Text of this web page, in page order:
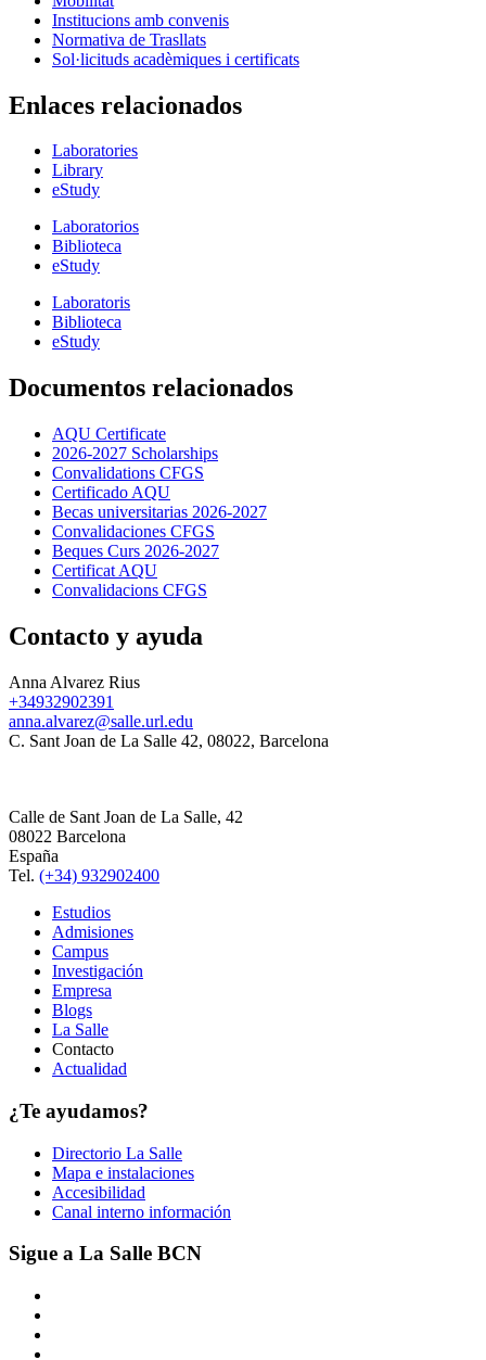
Institucions amb convenis
Normativa de Trasllats
Sol·licituds acadèmiques i certificats
Enlaces relacionados
Laboratories
Library
eStudy
Laboratorios
Biblioteca
eStudy
Laboratoris
Biblioteca
eStudy
Documentos relacionados
AQU Certificate
2026-2027 Scholarships
Convalidations CFGS
Certificado AQU
Becas universitarias 2026-2027
Convalidaciones CFGS
Beques Curs 2026-2027
Certificat AQU
Convalidacions CFGS
Contacto y ayuda
Anna Alvarez Rius
+34932902391
anna.alvarez@salle.url.edu
C. Sant Joan de La Salle 42, 08022, Barcelona
Calle de Sant Joan de La Salle, 42
08022 Barcelona
España
Tel. (+34) 932902400
Estudios
Admisiones
Campus
Investigación
Empresa
Blogs
La Salle
Contacto
Actualidad
¿Te ayudamos?
Directorio La Salle
Mapa e instalaciones
Accesibilidad
Canal interno información
Sigue a La Salle BCN